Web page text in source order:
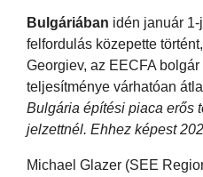
Bulgáriában idén január
felfordulás közepette
Georgiev, az EECFA
teljesítménye várhatóan
Bulgária építési piaca erős
jelzettnél. Ehhez képest
Michael Glazer (SEE